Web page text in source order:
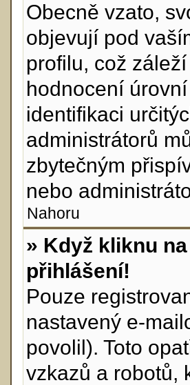
Obecně vzato,
objevují pod
profilu, což
hodnocení
identifikaci
administrátorů
zbytečným
nebo
Nahoru
» Když kliknu
přihlášení!
Pouze
nastavený e-
povolil). Toto
vzkazů a robotů,